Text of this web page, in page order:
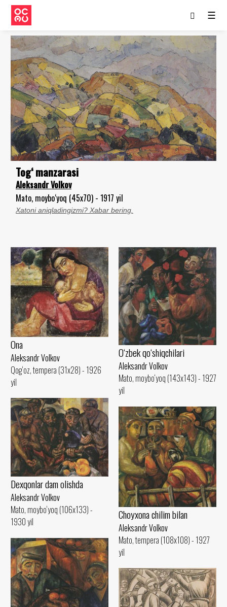
☰
Tog‘ manzarasi
Aleksandr Volkov
Mato, moybo‘yoq (45x70) - 1917 yil
Xatoni aniqladingizmi? Xabar bering.
Ona
Aleksandr Volkov
Qog‘oz, tempera (31x28) - 1926
yil
O‘zbek qo‘shiqchilari
Aleksandr Volkov
Mato, moybo‘yoq (143x143) - 1927
yil
Dexqonlar dam olishda
Aleksandr Volkov
Mato, moybo‘yoq (106x133) -
1930 yil
Choyxona chilim bilan
Aleksandr Volkov
Mato, tempera (108x108) - 1927
yil